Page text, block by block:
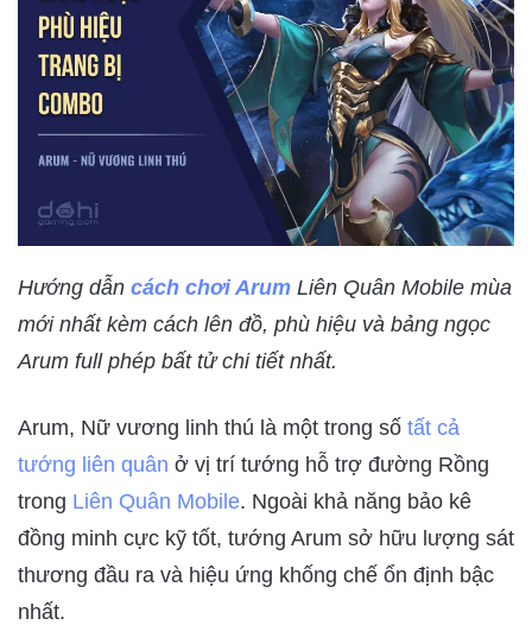
Hướng dẫn cách chơi Arum Liên Quân Mobile mùa
mới nhất kèm cách lên đồ, phù hiệu và bảng ngọc
Arum full phép bất tử chi tiết nhất.
Arum, Nữ vương linh thú là một trong số tất cả
tướng liên quân ở vị trí tướng hỗ trợ đường Rồng
trong Liên Quân Mobile. Ngoài khả năng bảo kê
đồng minh cực kỹ tốt, tướng Arum sở hữu lượng sát
thương đầu ra và hiệu ứng khống chế ổn định bậc
nhất.